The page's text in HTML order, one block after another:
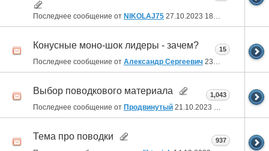
Последнее сообщение от NIKOLAJ75 27.10.2023 18:47
Конусные моно-шок лидеры - зачем?
Последнее сообщение от Александр Сергеевич 23.10.2023 20:58
15
Выбор поводкового материала
Последнее сообщение от Продвинутый 21.10.2023 22:04
1,043
Тема про поводки 937